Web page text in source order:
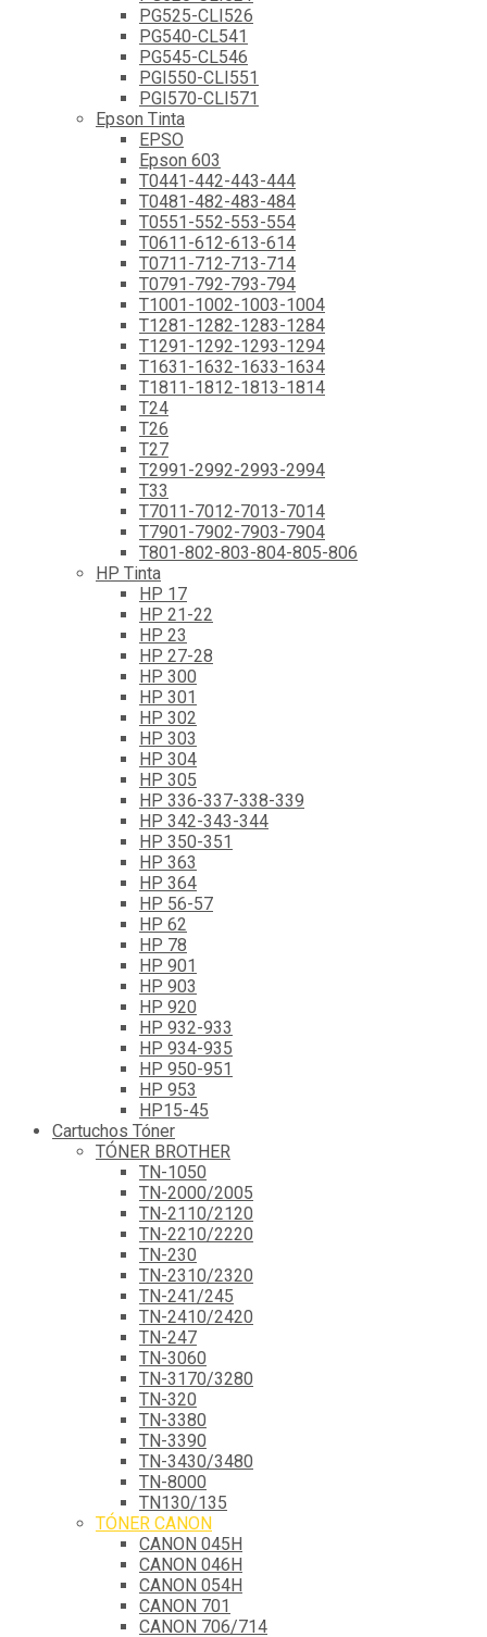
PG525-CLI526
PG540-CL541
PG545-CL546
PGI550-CLI551
PGI570-CLI571
Epson Tinta
EPSO
Epson 603
T0441-442-443-444
T0481-482-483-484
T0551-552-553-554
T0611-612-613-614
T0711-712-713-714
T0791-792-793-794
T1001-1002-1003-1004
T1281-1282-1283-1284
T1291-1292-1293-1294
T1631-1632-1633-1634
T1811-1812-1813-1814
T24
T26
T27
T2991-2992-2993-2994
T33
T7011-7012-7013-7014
T7901-7902-7903-7904
T801-802-803-804-805-806
HP Tinta
HP 17
HP 21-22
HP 23
HP 27-28
HP 300
HP 301
HP 302
HP 303
HP 304
HP 305
HP 336-337-338-339
HP 342-343-344
HP 350-351
HP 363
HP 364
HP 56-57
HP 62
HP 78
HP 901
HP 903
HP 920
HP 932-933
HP 934-935
HP 950-951
HP 953
HP15-45
Cartuchos Tóner
TÓNER BROTHER
TN-1050
TN-2000/2005
TN-2110/2120
TN-2210/2220
TN-230
TN-2310/2320
TN-241/245
TN-2410/2420
TN-247
TN-3060
TN-3170/3280
TN-320
TN-3380
TN-3390
TN-3430/3480
TN-8000
TN130/135
TÓNER CANON
CANON 045H
CANON 046H
CANON 054H
CANON 701
CANON 706/714